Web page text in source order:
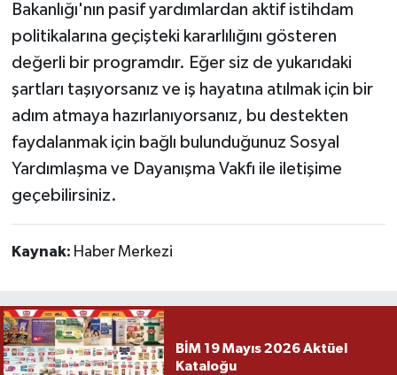
Bakanlığı'nın pasif yardımlardan aktif istihdam
politikalarına geçişteki kararlılığını gösteren
değerli bir programdır. Eğer siz de yukarıdaki
şartları taşıyorsanız ve iş hayatına atılmak için bir
adım atmaya hazırlanıyorsanız, bu destekten
faydalanmak için bağlı bulunduğunuz Sosyal
Yardımlaşma ve Dayanışma Vakfı ile iletişime
geçebilirsiniz.
Kaynak: Haber Merkezi
BİM 19 Mayıs 2026 Aktüel
Kataloğu